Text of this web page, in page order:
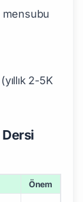
mensubu
2-5K
Dersi
Önem